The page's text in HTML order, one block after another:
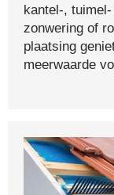
kantel-,
zonwering of
plaatsing
meerwaarde